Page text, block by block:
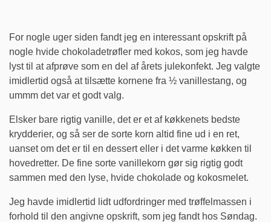
For nogle uger siden fandt jeg en interessant opskrift på
nogle hvide chokoladetrøfler med kokos, som jeg havde
lyst til at afprøve som en del af årets julekonfekt. Jeg valgte
imidlertid også at tilsætte kornene fra ½ vanillestang, og
ummm det var et godt valg.
Elsker bare rigtig vanille, det er et af køkkenets bedste
krydderier, og så ser de sorte korn altid fine ud i en ret,
uanset om det er til en dessert eller i det varme køkken til
hovedretter. De fine sorte vanillekorn gør sig rigtig godt
sammen med den lyse, hvide chokolade og kokosmelet.
Jeg havde imidlertid lidt udfordringer med trøffelmassen i
forhold til den angivne opskrift, som jeg fandt hos Søndag.